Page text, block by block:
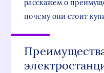
расскажем о
почему они стоит